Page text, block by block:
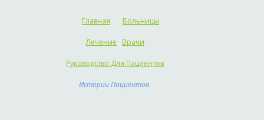
Главная Больницы
Лечение Врачи
Руководство Для Пациентов
Истории Пациентов